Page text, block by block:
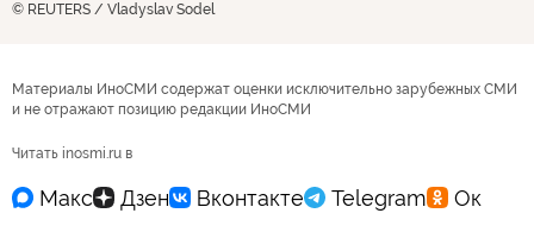
© REUTERS / Vladyslav Sodel
Материалы ИноСМИ содержат оценки исключительно зарубежных СМИ
и не отражают позицию редакции ИноСМИ
Читать inosmi.ru в